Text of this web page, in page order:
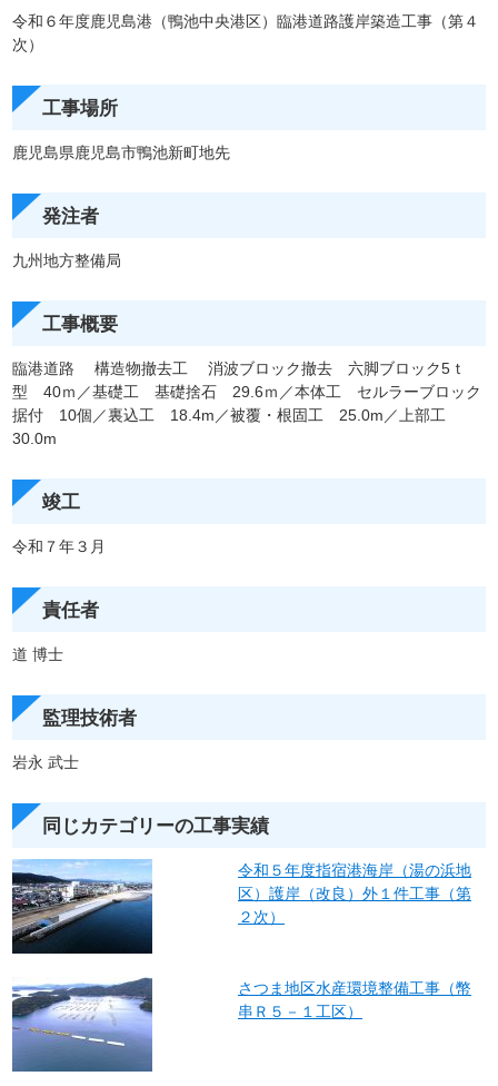
令和６年度鹿児島港（鴨池中央港区）臨港道路護岸築造工事（第４
次）
工事場所
鹿児島県鹿児島市鴨池新町地先
発注者
九州地方整備局
工事概要
臨港道路 構造物撤去工 消波ブロック撤去 六脚ブロック5ｔ
型 40ｍ／基礎工 基礎捨石 29.6ｍ／本体工 セルラーブロック
据付 10個／裏込工 18.4m／被覆・根固工 25.0m／上部工
30.0m
竣工
令和７年３月
責任者
道 博士
監理技術者
岩永 武士
同じカテゴリーの工事実績
令和５年度指宿港海岸（湯の浜地
区）護岸（改良）外１件工事（第
２次）
さつま地区水産環境整備工事（幣
串Ｒ５－１工区）